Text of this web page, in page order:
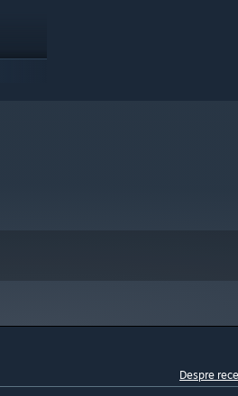
Despre